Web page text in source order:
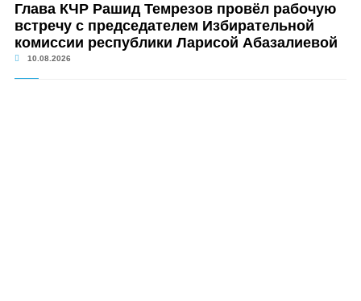
Глава КЧР Рашид Темрезов провёл рабочую
встречу с председателем Избирательной
комиссии республики Ларисой Абазалиевой
10.08.2026